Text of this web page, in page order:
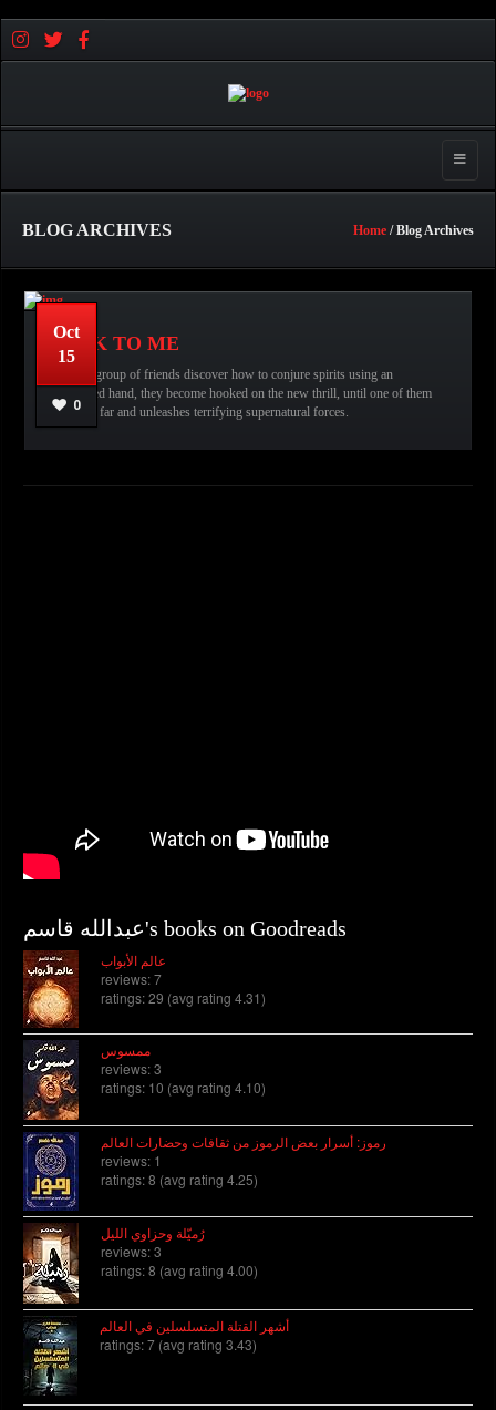
Toggle
BLOG ARCHIVES Home / Blog Archives
Oct
15
0
TALK TO ME
When a group of friends discover how to conjure spirits using an
embalmed hand, they become hooked on the new thrill, until one of them
goes too far and unleashes terrifying supernatural forces.
عبدالله قاسم
Horror Movies, Movie Review,
عبدالله قاسم's books on Goodreads
عالم الأبواب
reviews: 7
ratings: 29 (avg rating 4.31)
ممسوس
reviews: 3
ratings: 10 (avg rating 4.10)
رموز: أسرار بعض الرموز من ثقافات وحضارات العالم
reviews: 1
ratings: 8 (avg rating 4.25)
رُميّلة وحزاوي الليل
reviews: 3
ratings: 8 (avg rating 4.00)
أشهر القتلة المتسلسلين في العالم
ratings: 7 (avg rating 3.43)